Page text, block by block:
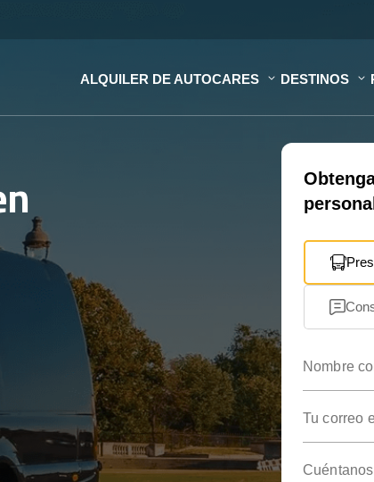
ALQUILER DE AUTOCARES DESTINOS